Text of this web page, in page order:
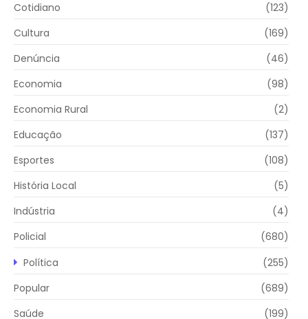
Cotidiano
(123)
Cultura
(169)
Denúncia
(46)
Economia
(98)
Economia Rural
(2)
Educação
(137)
Esportes
(108)
História Local
(5)
Indústria
(4)
Policial
(680)
Política
(255)
Popular
(689)
Saúde
(199)